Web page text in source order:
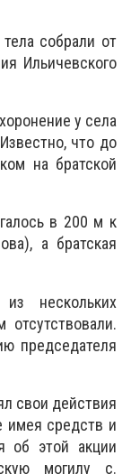
собрали от
Ильичевского
у села
что до
на братской
в 200 м к
а братская
нескольких
председателя
свои действия
имея средств и
об этой акции
могилу с.